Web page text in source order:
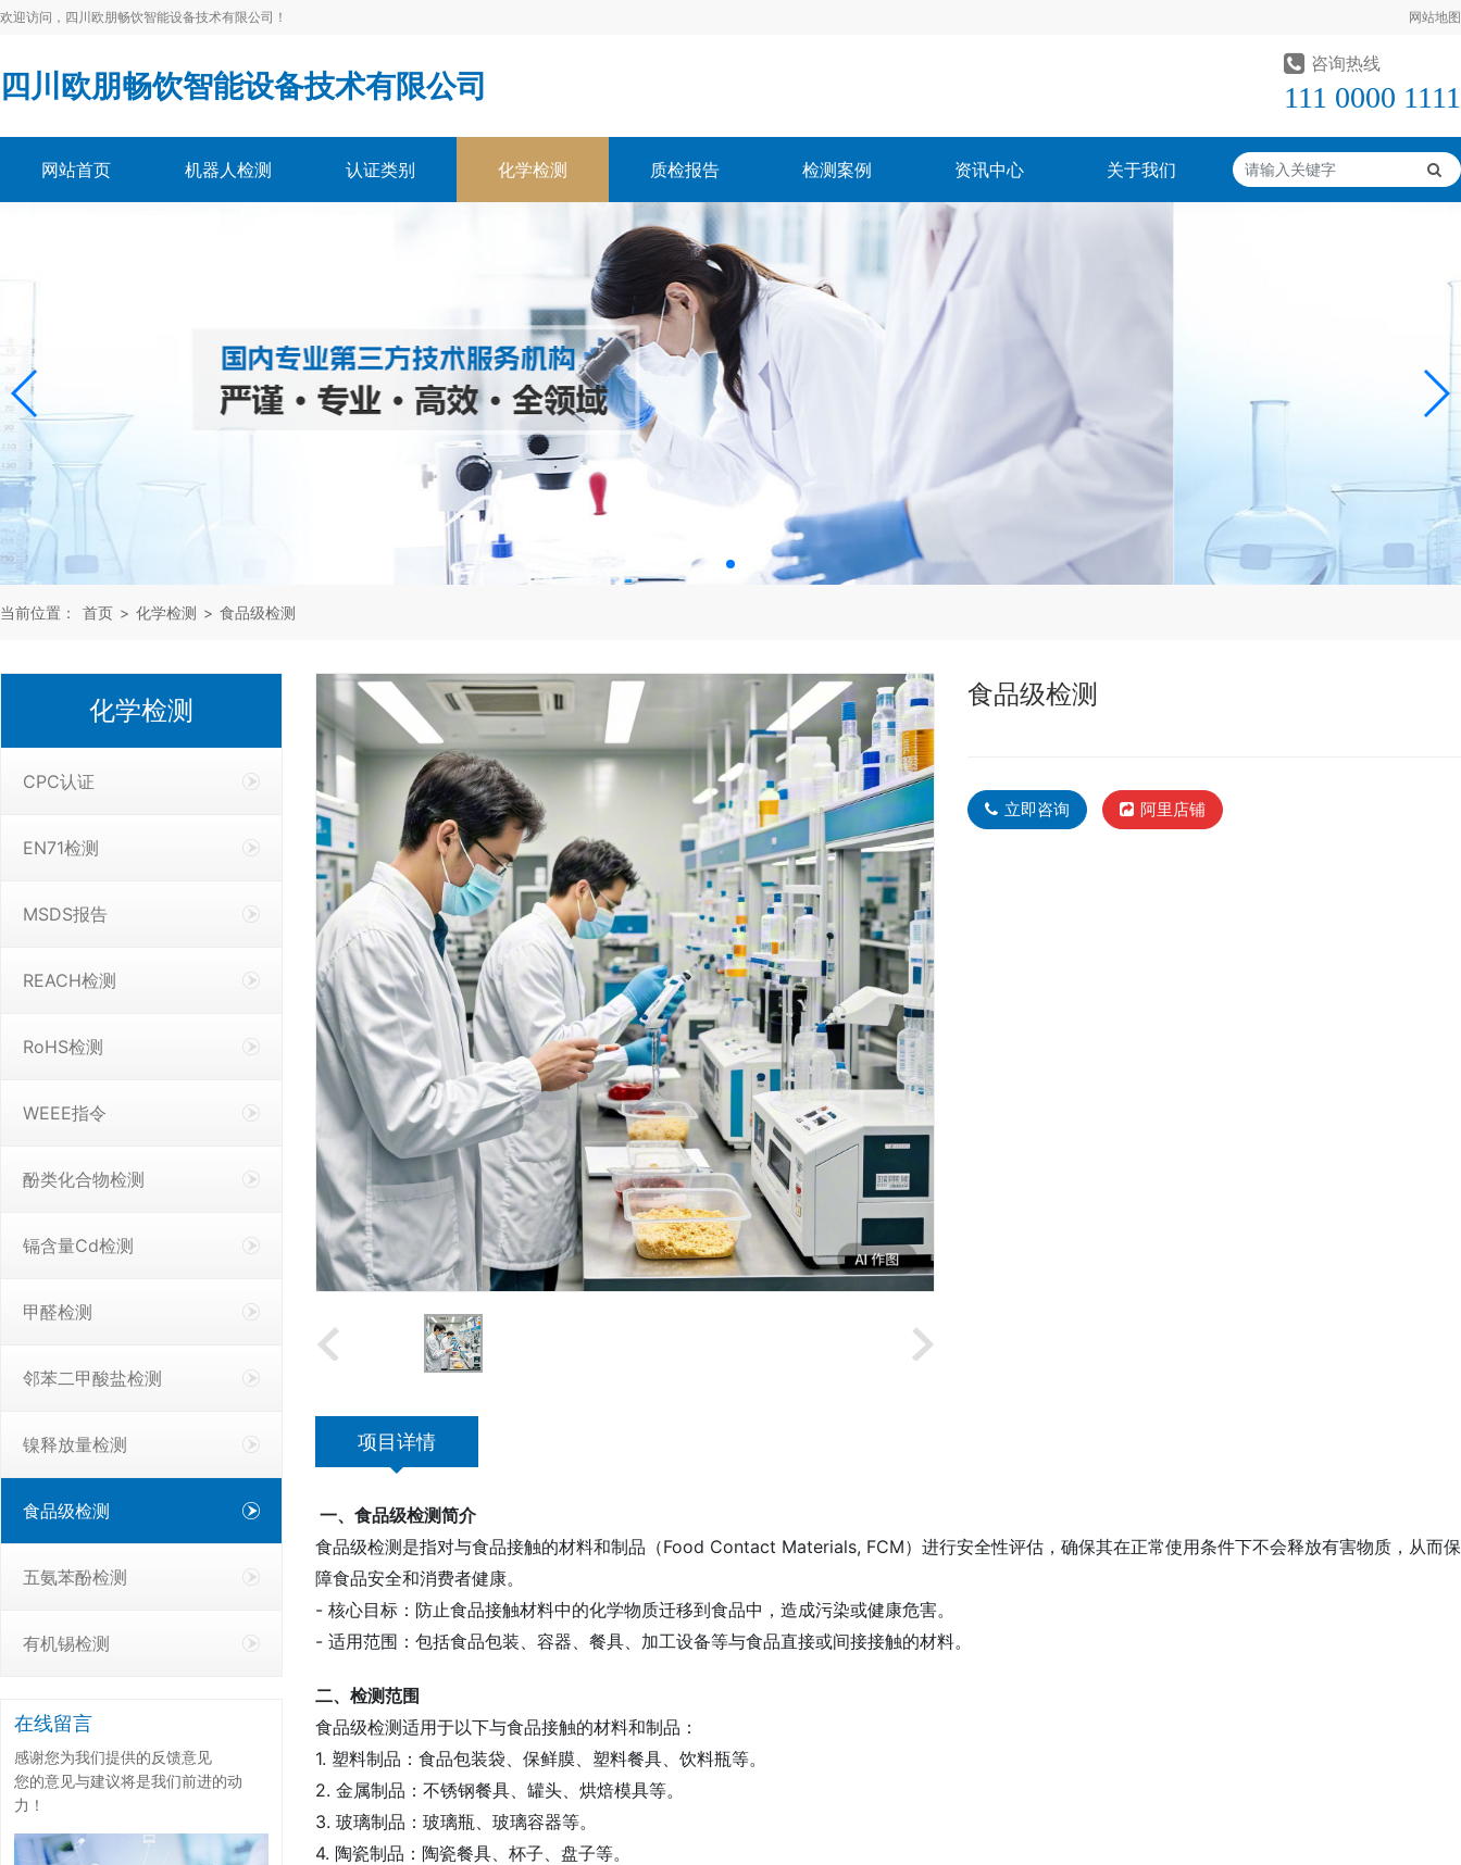
欢迎访问，四川欧朋畅饮智能设备技术有限公司！ 网站地图
四川欧朋畅饮智能设备技术有限公司
咨询热线
111 0000 1111
网站首页 机器人检测 认证类别 化学检测 质检报告 检测案例 资讯中心 关于我们
当前位置： 首页 > 化学检测 > 食品级检测
化学检测
CPC认证
EN71检测
MSDS报告
REACH检测
RoHS检测
WEEE指令
酚类化合物检测
镉含量Cd检测
甲醛检测
邻苯二甲酸盐检测
镍释放量检测
食品级检测
五氨苯酚检测
有机锡检测
在线留言
感谢您为我们提供的反馈意见
您的意见与建议将是我们前进的动
力！
食品级检测
立即咨询 阿里店铺
项目详情
一、食品级检测简介
食品级检测是指对与食品接触的材料和制品（Food Contact Materials, FCM）进行安全性评估，确保其在正常使用条件下不会释放有害物质，从而保
障食品安全和消费者健康。
- 核心目标：防止食品接触材料中的化学物质迁移到食品中，造成污染或健康危害。
- 适用范围：包括食品包装、容器、餐具、加工设备等与食品直接或间接接触的材料。
二、检测范围
食品级检测适用于以下与食品接触的材料和制品：
1. 塑料制品：食品包装袋、保鲜膜、塑料餐具、饮料瓶等。
2. 金属制品：不锈钢餐具、罐头、烘焙模具等。
3. 玻璃制品：玻璃瓶、玻璃容器等。
4. 陶瓷制品：陶瓷餐具、杯子、盘子等。